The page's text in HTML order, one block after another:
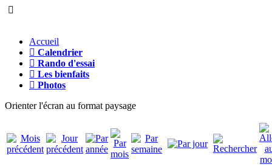
Accueil
Calendrier
Rando d'essai
Les bienfaits
Photos
Orienter l'écran au format paysage